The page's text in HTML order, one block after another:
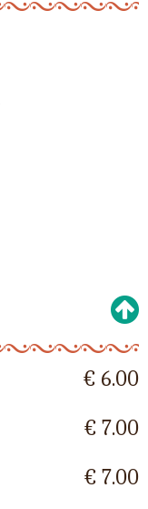
€ 6.00
€ 7.00
€ 7.00